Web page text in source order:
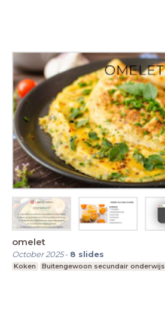
omelet
October 2025- 8 slides
Koken Buitengewoon secundair onderwijs